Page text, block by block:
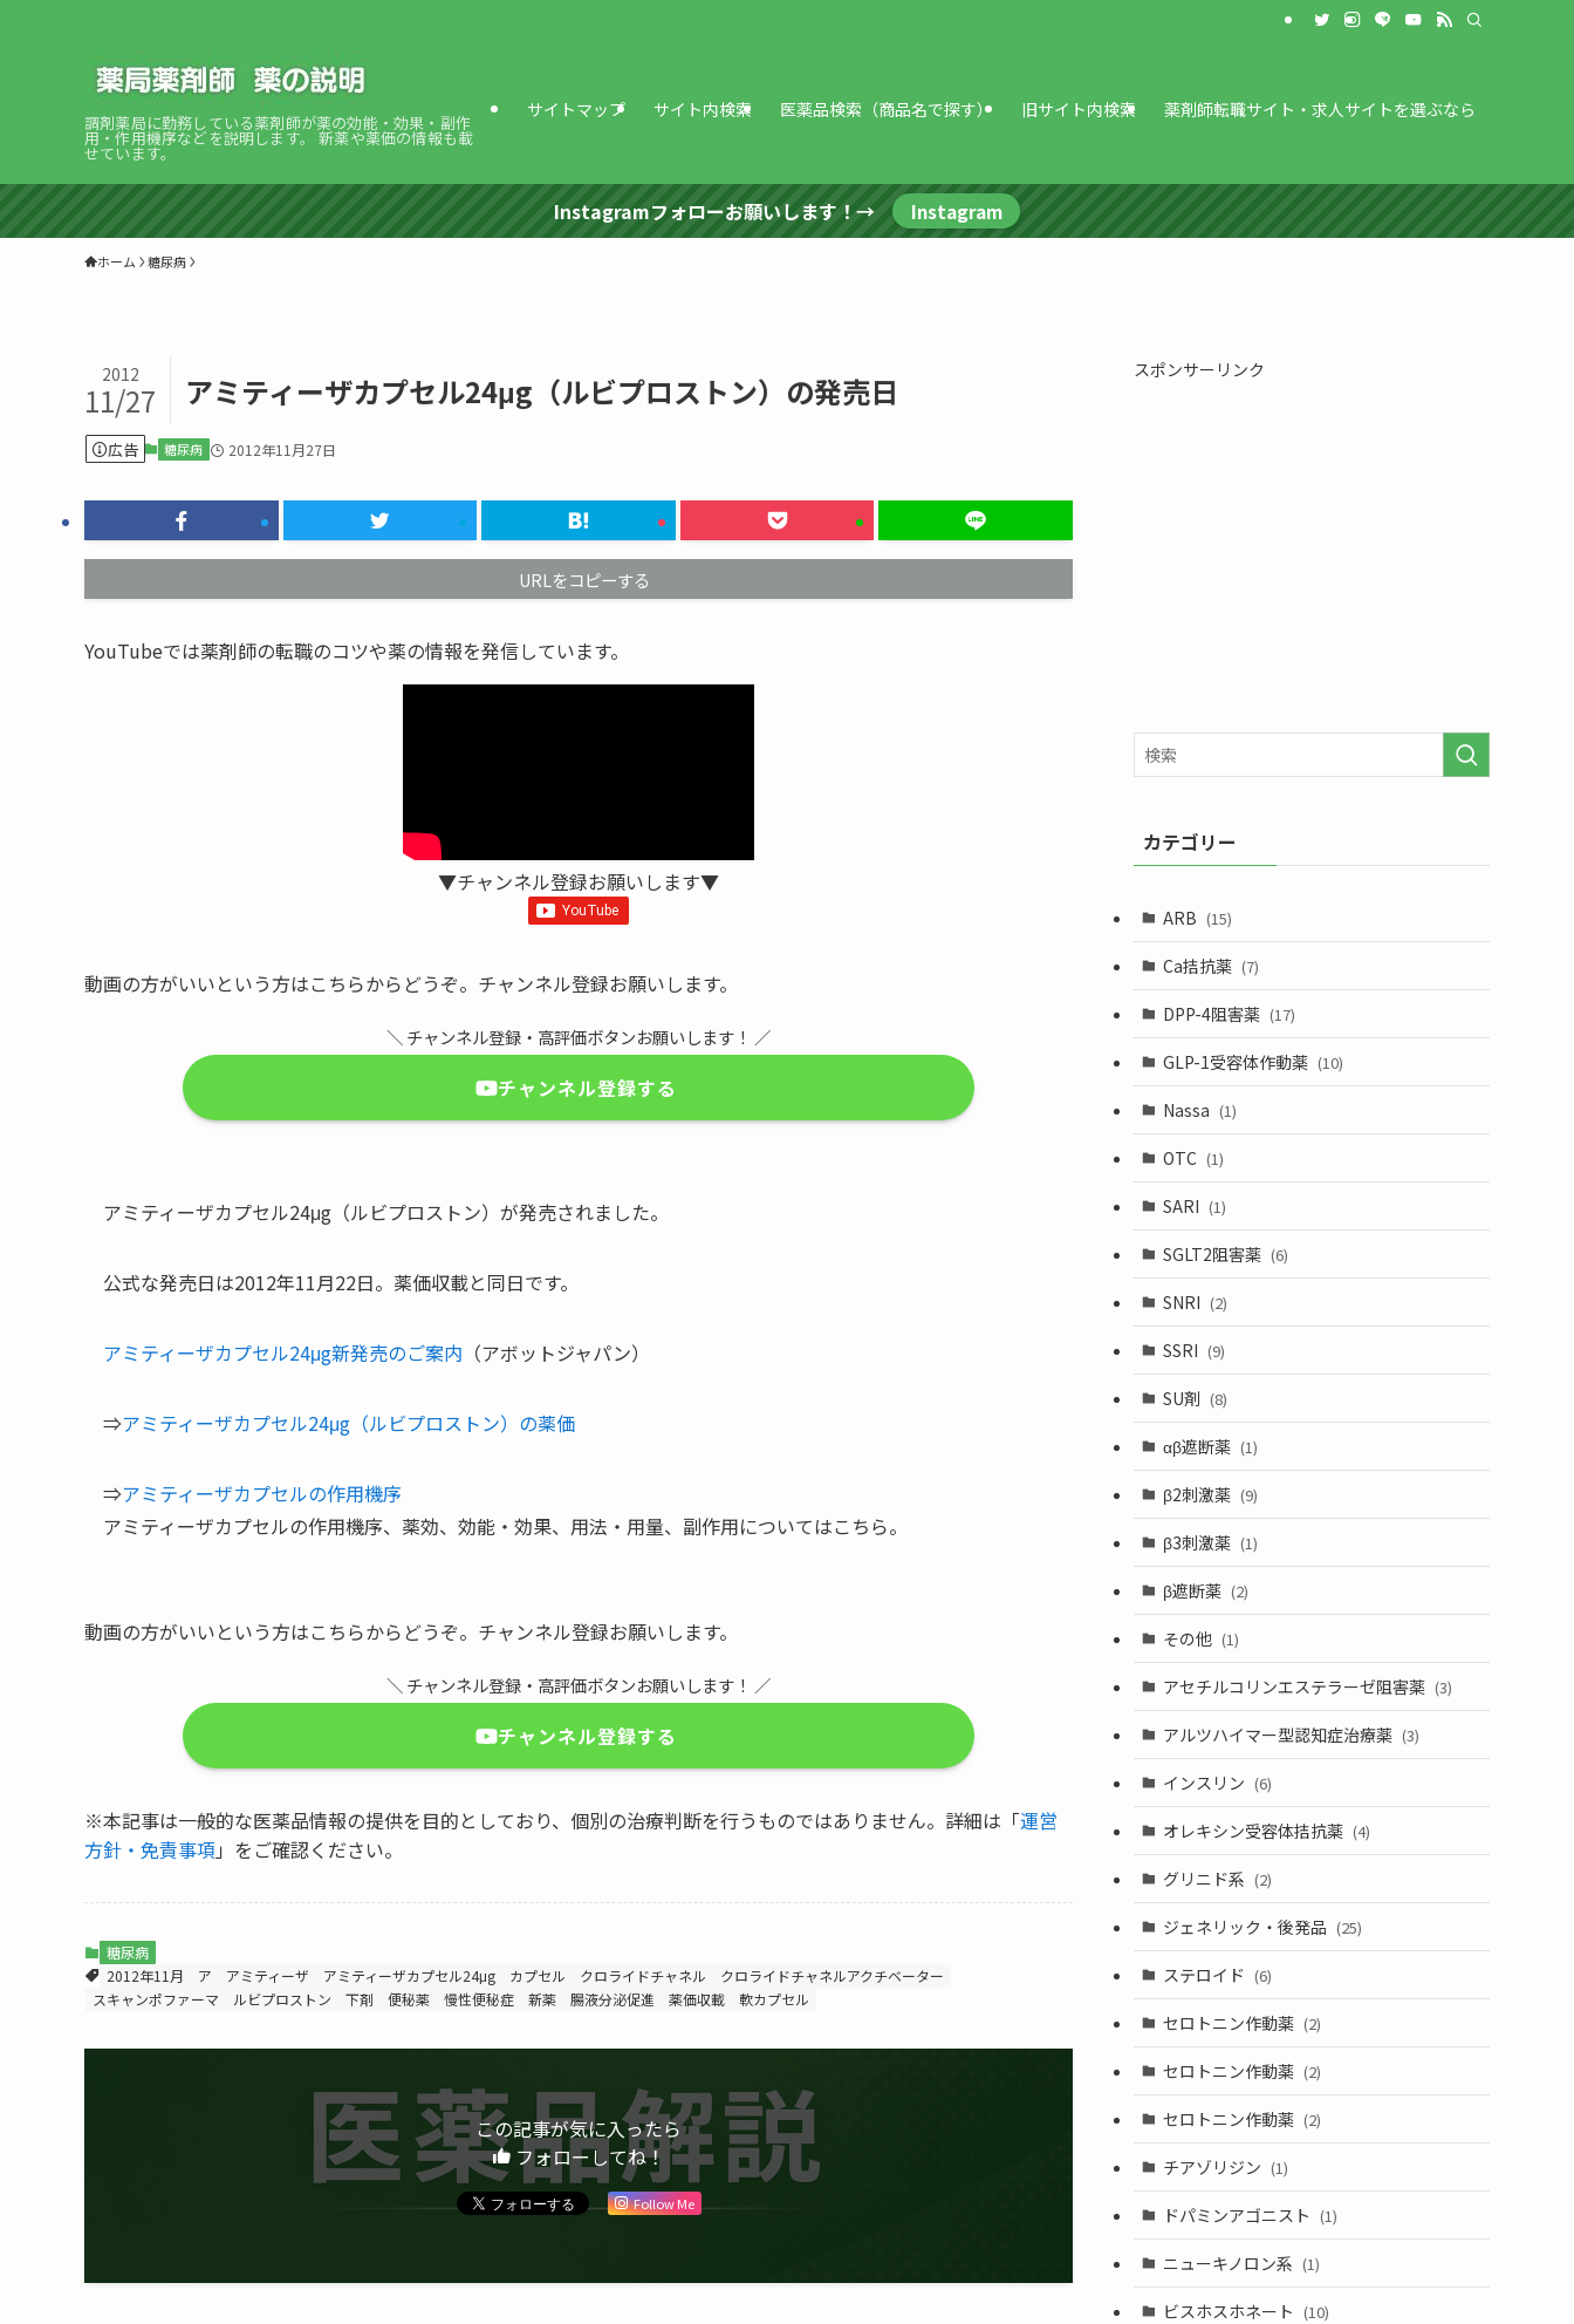
調剤薬局に勤務している薬剤師が薬の効能・効果・副作
用・作用機序などを説明します。 新薬や薬価の情報も載
せています。
サイトマップ サイト内検索 医薬品検索（商品名で探す） 旧サイト内検索 薬剤師転職サイト・求人サイトを選ぶなら
Instagramフォローお願いします！→ Instagram
ホーム 糖尿病
アミティーザカプセル24μg（ルビプロストン）の発売日
2012
11/27
広告 糖尿病 2012年11月27日
URLをコピーする
YouTubeでは薬剤師の転職のコツや薬の情報を発信しています。
▼チャンネル登録お願いします▼
動画の方がいいという方はこちらからどうぞ。チャンネル登録お願いします。
＼ チャンネル登録・高評価ボタンお願いします！ ／
チャンネル登録する
アミティーザカプセル24μg（ルビプロストン）が発売されました。
公式な発売日は2012年11月22日。薬価収載と同日です。
アミティーザカプセル24μg新発売のご案内 （アボットジャパン）
⇒アミティーザカプセル24μg（ルビプロストン）の薬価
⇒アミティーザカプセルの作用機序
アミティーザカプセルの作用機序、薬効、効能・効果、用法・用量、副作用についてはこちら。
動画の方がいいという方はこちらからどうぞ。チャンネル登録お願いします。
＼ チャンネル登録・高評価ボタンお願いします！ ／
チャンネル登録する
※本記事は一般的な医薬品情報の提供を目的としており、個別の治療判断を行うものではありません。詳細は「運営
方針・免責事項 」をご確認ください。
糖尿病
2012年11月
ア アミティーザ アミティーザカプセル24μg カプセル クロライドチャネル
クロライドチャネルアクチベーター
スキャンポファーマ
ルビプロストン 下剤 便秘薬 慢性便秘症 新薬 腸液分泌促進 薬価収載 軟カプセル
この記事が気に入ったら
フォローしてね！
Follow Me
スポンサーリンク
カテゴリー
ARB (15)
Ca拮抗薬 (7)
DPP-4阻害薬 (17)
GLP-1受容体作動薬 (10)
Nassa (1)
OTC (1)
SARI (1)
SGLT2阻害薬 (6)
SNRI (2)
SSRI (9)
SU剤 (8)
αβ遮断薬 (1)
β2刺激薬 (9)
β3刺激薬 (1)
β遮断薬 (2)
その他 (1)
アセチルコリンエステラーゼ阻害薬 (3)
アルツハイマー型認知症治療薬 (3)
インスリン (6)
オレキシン受容体拮抗薬 (4)
グリニド系 (2)
ジェネリック・後発品 (25)
ステロイド (6)
セロトニン作動薬 (2)
セロトニン作動薬 (2)
セロトニン作動薬 (2)
チアゾリジン (1)
ドパミンアゴニスト (1)
ニューキノロン系 (1)
ビスホスホネート (10)